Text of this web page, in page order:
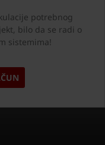
potrebnog
bilo da se radi o
sistemima!